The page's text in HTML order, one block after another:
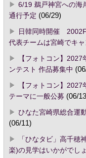
6/19 鵜戸神宮への
通行予定 (06/29)
日韓同時開催
代表チームは宮崎でキ
【フォトコン】
ンテスト 作品募集中
【フォトコン】
テーマに一般公募 (06/
ひなた宮崎県総合運
(06/11)
「ひなタビ」高千穂
楽)の見学はいかがでし